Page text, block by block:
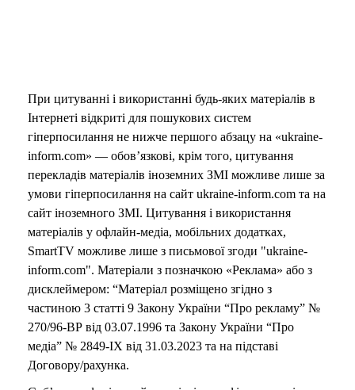
При цитуванні і використанні будь-яких матеріалів в
Інтернеті відкриті для пошукових систем
гіперпосилання не нижче першого абзацу на «ukraine-
inform.com» — обов’язкові, крім того, цитування
перекладів матеріалів іноземних ЗМІ можливе лише за
умови гіперпосилання на сайт ukraine-inform.com та на
сайт іноземного ЗМІ. Цитування і використання
матеріалів у офлайн-медіа, мобільних додатках,
SmartTV можливе лише з письмової згоди "ukraine-
inform.com". Матеріали з позначкою «Реклама» або з
дисклеймером: “Матеріал розміщено згідно з
частиною 3 статті 9 Закону України “Про рекламу” №
270/96-ВР від 03.07.1996 та Закону України “Про
медіа” № 2849-IX від 31.03.2023 та на підставі
Договору/рахунка.